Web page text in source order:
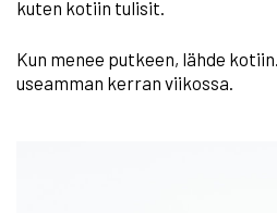
kuten kotiin tulisit.
Kun menee putkeen, lähde
useamman kerran viikossa.